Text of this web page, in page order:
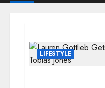
LIFESTYLE